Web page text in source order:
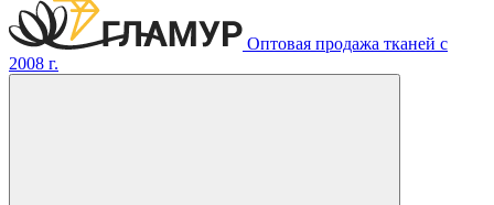
Оптовая продажа тканей с
2008 г.